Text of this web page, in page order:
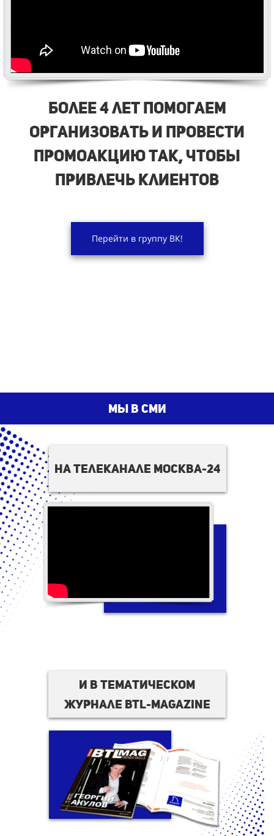
Более 4 лет помогаем
организовать и провести
промоакцию так, чтобы
привлечь клиентов
Перейти в группу ВК!
мы в сми
на телеканале москва-24
И в тематическом
журнале BTL-magazine